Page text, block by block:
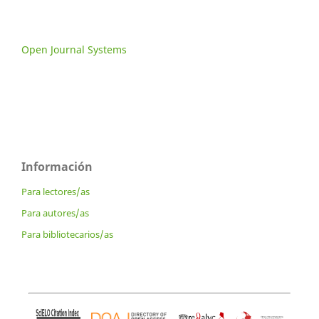
Open Journal Systems
Información
Para lectores/as
Para autores/as
Para bibliotecarios/as